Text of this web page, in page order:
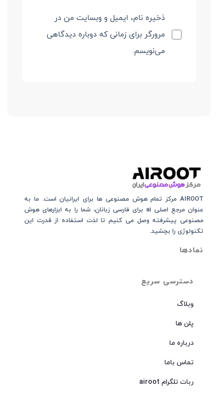
ذخیره نام، ایمیل و وبسایت من در
مرورگر برای زمانی که دوباره دیدگاهی
می‌نویسم.
دسترسی سریع
وبلاگ
پلن ها
درباره ما
تماس باما
ربات تلگرام airoot
AIROOT مرکز تمام هوش مصنوعی‌‌‌ ها برای ایرانیان است. ما به
عنوان مرجع اصلی ai برای فارسی زبانان، شما را به ابزارهای هوش
مصنوعی پیشرفته وصل می کنیم تا لذت استفاده از قدرت این
تکنولوژی را بچشید.
نمادها